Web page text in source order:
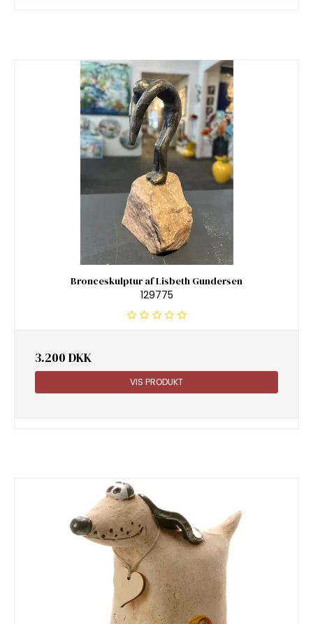
Bronceskulptur af Lisbeth Gundersen
129775
3.200 DKK
VIS PRODUKT